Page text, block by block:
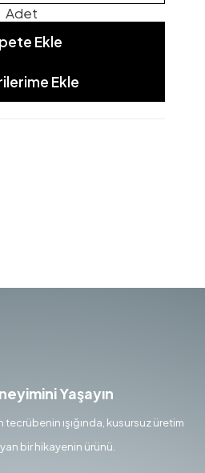
Adet
Ekle
Ekle
Yaşayın
tecrübenin ışığında, kusursuz üretim
bir hikayenin ürünü.